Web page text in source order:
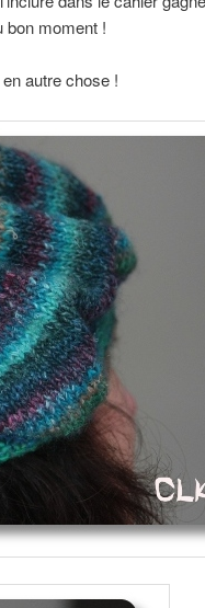
bon moment !
autre chose !